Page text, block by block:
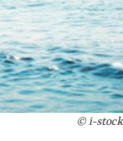
© i-stock